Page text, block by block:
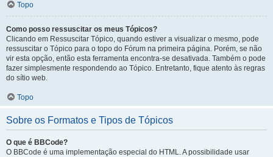
Topo
Como posso ressuscitar os meus Tópicos?
Clicando em Ressuscitar Tópico, quando estiver a visualizar o mesmo, pode
ressuscitar o Tópico para o topo do Fórum na primeira página. Porém, se não
vir esta opção, então esta ferramenta encontra-se desativada. Também o pode
fazer simplesmente respondendo ao Tópico. Entretanto, fique atento às regras
do sítio web.
Topo
Sobre os Formatos e Tipos de Tópicos
O que é BBCode?
O BBCode é uma implementação especial do HTML. A possibilidade usar